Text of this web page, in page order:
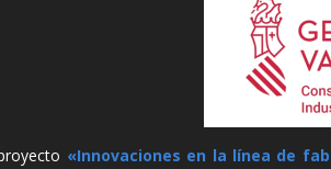
«Innovaciones en la línea de